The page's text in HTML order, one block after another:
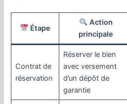
Étape
Action
principale
Contrat de
réservation
Réserver le bien
avec versement
d’un dépôt de
garantie